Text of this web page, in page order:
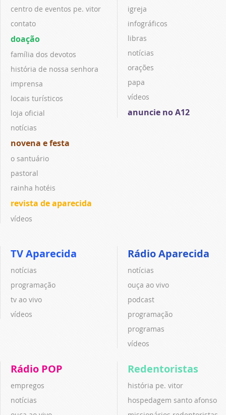
centro de eventos pe. vitor
contato
doação
família dos devotos
história de nossa senhora
imprensa
locais turísticos
loja oficial
notícias
novena e festa
o santuário
pastoral
rainha hotéis
revista de aparecida
vídeos
igreja
infográficos
libras
notícias
orações
papa
vídeos
anuncie no A12
TV Aparecida
notícias
programação
tv ao vivo
vídeos
Rádio Aparecida
notícias
ouça ao vivo
podcast
programação
programas
vídeos
Rádio POP
empregos
notícias
Redentoristas
história pe. vitor
hospedagem santo afonso